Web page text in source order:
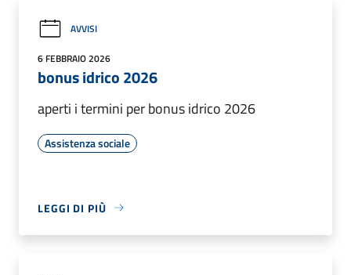
AVVISI
6 FEBBRAIO 2026
bonus idrico 2026
aperti i termini per bonus idrico 2026
Assistenza sociale
LEGGI DI PIÙ